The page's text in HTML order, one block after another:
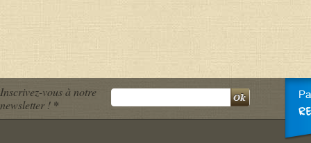
Inscrivez-vous à notre
newsletter ! *